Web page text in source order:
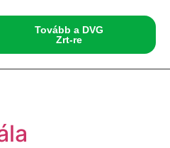
Tovább a DVG
Zrt-re